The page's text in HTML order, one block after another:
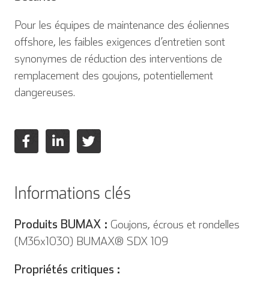
Español Français
Pour les équipes de maintenance des éoliennes
offshore, les faibles exigences d’entretien sont
synonymes de réduction des interventions de
remplacement des goujons, potentiellement
dangereuses.
Informations clés
Produits BUMAX : Goujons, écrous et rondelles
(M36x1030) BUMAX® SDX 109
Propriétés critiques :